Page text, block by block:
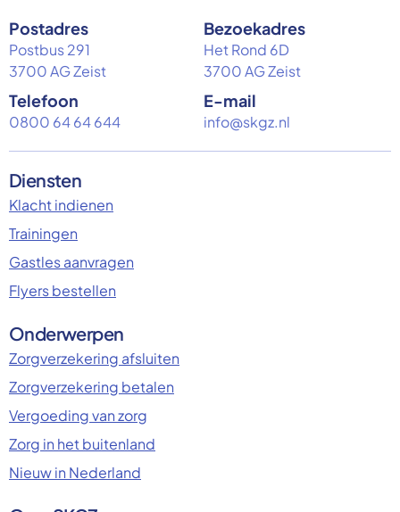
Postadres
Postbus 291
3700 AG Zeist
Bezoekadres
Het Rond 6D
3700 AG Zeist
Telefoon
0800 64 64 644
E-mail
info@skgz.nl
Diensten
Klacht indienen
Trainingen
Gastles aanvragen
Flyers bestellen
Onderwerpen
Zorgverzekering afsluiten
Zorgverzekering betalen
Vergoeding van zorg
Zorg in het buitenland
Nieuw in Nederland